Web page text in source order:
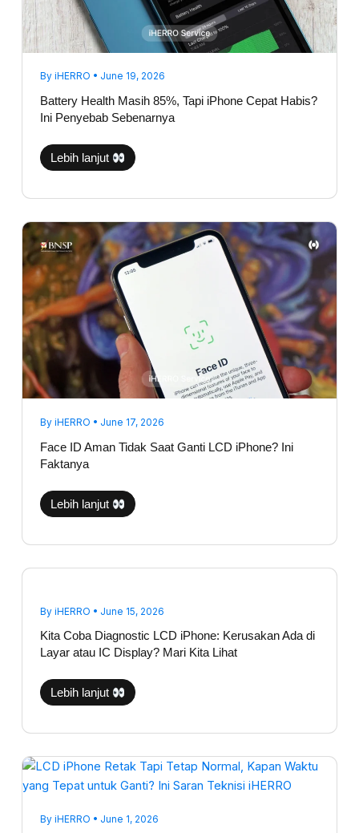
By iHERRO • June 19, 2026
Battery Health Masih 85%, Tapi iPhone Cepat Habis?
Ini Penyebab Sebenarnya
Lebih lanjut
By iHERRO • June 17, 2026
Face ID Aman Tidak Saat Ganti LCD iPhone? Ini
Faktanya
Face
ID
Aman
Tidak
Saat
Ganti
LCD
iPhone?
Ini
Faktanya
Lebih lanjut
By iHERRO • June 15, 2026
Kita Coba Diagnostic LCD iPhone: Kerusakan Ada di
Layar atau IC Display? Mari Kita Lihat
LCD
iPhone:
Kerusakan
Ada
di
Layar
IC
Display?
Mari
Lihat
Lebih lanjut
By iHERRO • June 1, 2026
LCD
iPhone
Retak
Tapi
Normal,